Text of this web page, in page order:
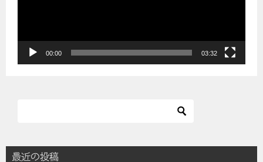
00:00 03:32
最近の投稿